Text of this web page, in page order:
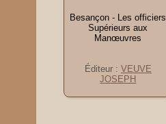
Besançon - Les officiers
Supérieurs aux
Manœuvres
Éditeur : VEUVE
JOSEPH